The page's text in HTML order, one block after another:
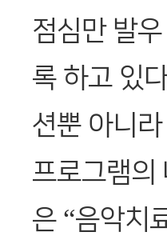
점심만 발
록 하고 있
션뿐 아니
프로그램의
은 “음악치